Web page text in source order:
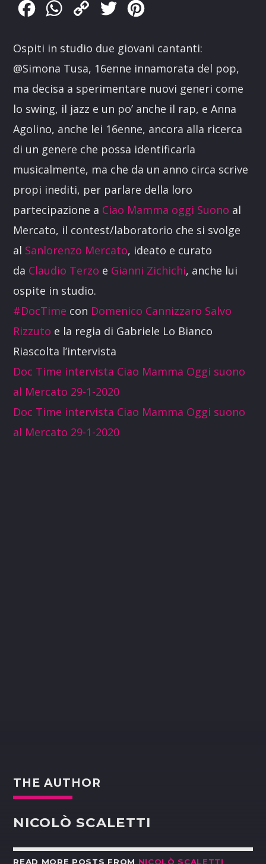
FacebookWhatsApp
Copy
Twitter
Ospiti in studio due giovani cantanti:
@Simona Tusa, 16enne innamorata del pop,
ma decisa a sperimentare nuovi generi come
lo swing, il jazz e un po’ anche il rap, e Anna
Agolino, anche lei 16enne, ancora alla ricerca
di un genere che possa identificarla
musicalmente, ma che da un anno circa scrive
propi inediti, per parlare della loro
partecipazione a Ciao Mamma oggi Suono al
Mercato, il contest/laboratorio che si svolge
al Sanlorenzo Mercato, ideato e curato
da Claudio Terzo e Gianni Zichichi, anche lui
ospite in studio.
#DocTime con Domenico Cannizzaro Salvo
Rizzuto e la regia di Gabriele Lo Bianco
Riascolta l’intervista
Doc Time intervista Ciao Mamma Oggi suono
al Mercato 29-1-2020
Doc Time intervista Ciao Mamma Oggi suono
al Mercato 29-1-2020
THE AUTHOR
NICOLÒ SCALETTI
READ MORE POSTS FROM NICOLÒ SCALETTI